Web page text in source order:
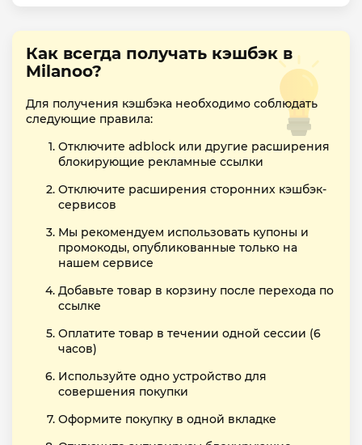
Как всегда получать кэшбэк в
Milanoo?
Для получения кэшбэка необходимо соблюдать
следующие правила:
Отключите adblock или другие расширения
блокирующие рекламные ссылки
Отключите расширения сторонних кэшбэк-
сервисов
Мы рекомендуем использовать купоны и
промокоды, опубликованные только на
нашем сервисе
Добавьте товар в корзину после перехода по
ссылке
Оплатите товар в течении одной сессии (6
часов)
Используйте одно устройство для
совершения покупки
Оформите покупку в одной вкладке